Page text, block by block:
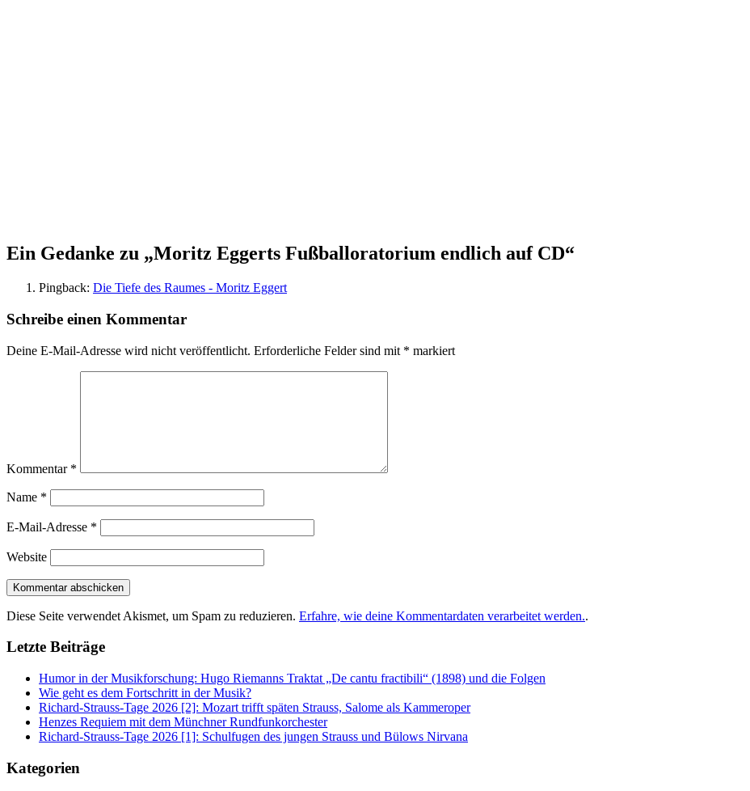
Ein Gedanke zu „Moritz Eggerts Fußballoratorium endlich auf CD“
Pingback: Die Tiefe des Raumes - Moritz Eggert
Schreibe einen Kommentar
Deine E-Mail-Adresse wird nicht veröffentlicht. Erforderliche Felder sind mit * markiert
Kommentar *
Name *
E-Mail-Adresse *
Website
Diese Seite verwendet Akismet, um Spam zu reduzieren. Erfahre, wie deine Kommentardaten verarbeitet werden..
Letzte Beiträge
Humor in der Musikforschung: Hugo Riemanns Traktat „De cantu fractibili“ (1898) und die Folgen
Wie geht es dem Fortschritt in der Musik?
Richard-Strauss-Tage 2026 [2]: Mozart trifft späten Strauss, Salome als Kammeroper
Henzes Requiem mit dem Münchner Rundfunkorchester
Richard-Strauss-Tage 2026 [1]: Schulfugen des jungen Strauss und Bülows Nirvana
Kategorien